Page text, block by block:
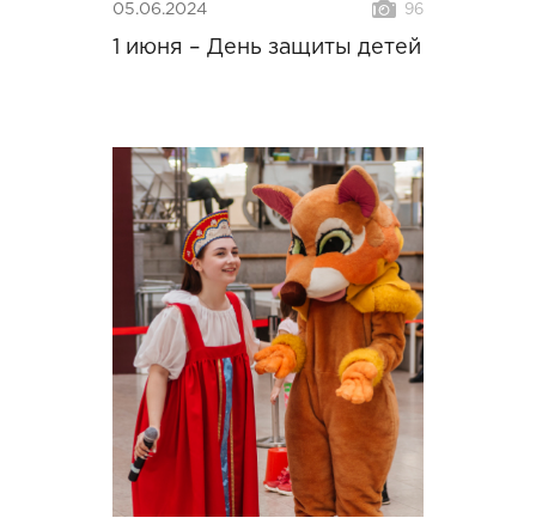
05.06.2024 96
1 июня – День защиты детей